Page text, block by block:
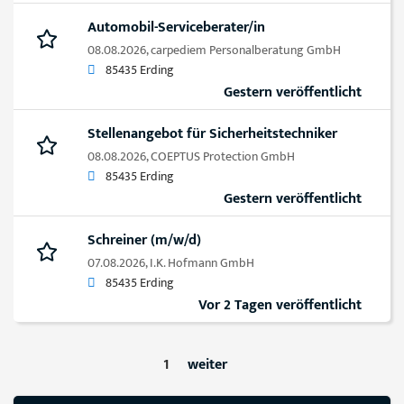
Automobil-Serviceberater/in
08.08.2026,carpediem Personalberatung GmbH
85435 Erding
Gestern veröffentlicht
Stellenangebot für Sicherheitstechniker
08.08.2026,COEPTUS Protection GmbH
85435 Erding
Gestern veröffentlicht
Schreiner (m/w/d)
07.08.2026,I.K. Hofmann GmbH
85435 Erding
Vor 2 Tagen veröffentlicht
1 weiter